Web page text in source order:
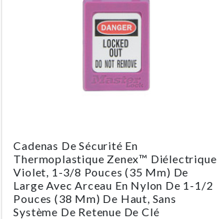
Cadenas De Sécurité En
Thermoplastique Zenex™ Diélectrique
Violet, 1-3/8 Pouces (35 Mm) De
Large Avec Arceau En Nylon De 1-1/2
Pouces (38 Mm) De Haut, Sans
Système De Retenue De Clé